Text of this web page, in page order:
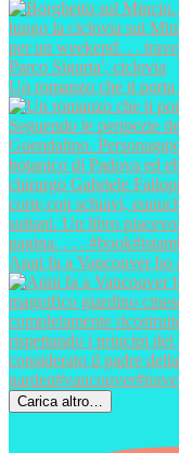
Un romanzo che ti
Anni fa a Vancouver ho
Carica altro…